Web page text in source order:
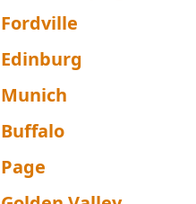
Fordville
Edinburg
Munich
Buffalo
Page